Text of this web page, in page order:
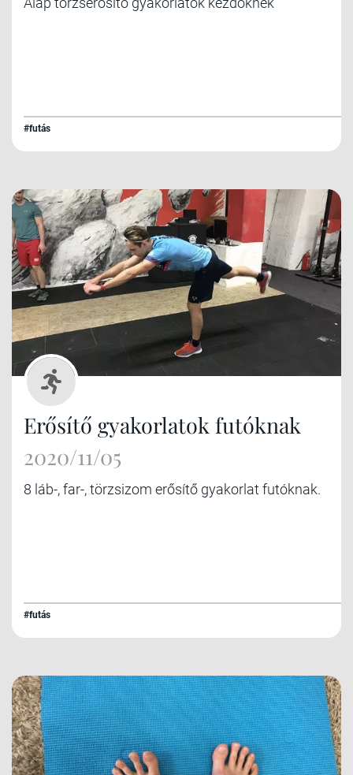
#futás
Erősítő gyakorlatok futóknak
2020/11/05
8 láb-, far-, törzsizom erősítő gyakorlat futóknak.
#futás